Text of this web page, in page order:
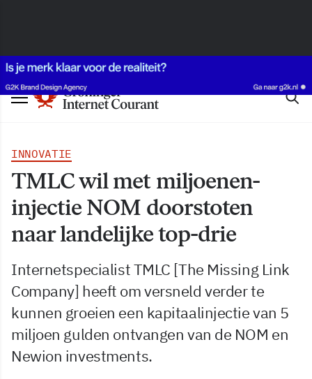
INNOVATIE
TMLC wil met miljoenen-
injectie NOM doorstoten
naar landelijke top-drie
Internetspecialist TMLC [The Missing Link
Company] heeft om versneld verder te
kunnen groeien een kapitaalinjectie van 5
miljoen gulden ontvangen van de NOM en
Newion investments.